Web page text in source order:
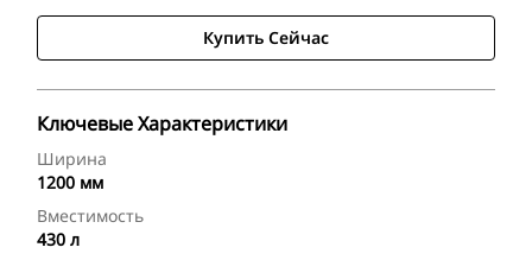
Купить Сейчас
Ключевые Характеристики
Ширина
1200 мм
Вместимость
430 л